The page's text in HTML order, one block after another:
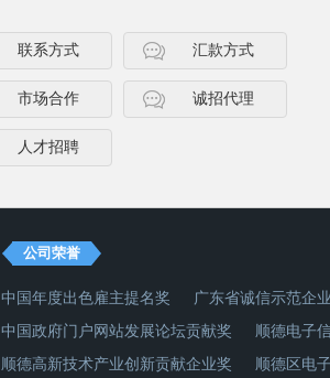
联系方式 汇款方式
市场合作 诚招代理
人才招聘
公司荣誉
中国年度出色雇主提名奖 广东省诚信示范企业
中国政府门户网站发展论坛贡献奖
顺德电子
顺德高新技术产业创新贡献企业奖
顺德区电